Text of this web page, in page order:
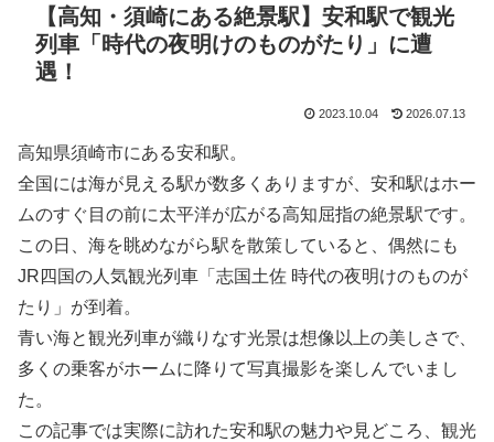
【高知・須崎にある絶景駅】安和駅で観光
列車「時代の夜明けのものがたり」に遭
遇！
2023.10.04 2026.07.13
高知県須崎市にある安和駅。
全国には海が見える駅が数多くありますが、安和駅はホー
ムのすぐ目の前に太平洋が広がる高知屈指の絶景駅です。
この日、海を眺めながら駅を散策していると、偶然にも
JR四国の人気観光列車「志国土佐 時代の夜明けのものが
たり」が到着。
青い海と観光列車が織りなす光景は想像以上の美しさで、
多くの乗客がホームに降りて写真撮影を楽しんでいまし
た。
この記事では実際に訪れた安和駅の魅力や見どころ、観光